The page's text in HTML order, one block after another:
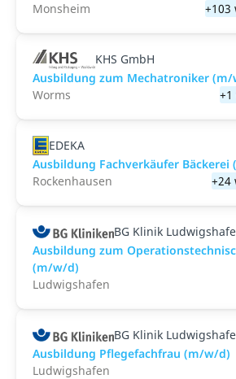
Monsheim
+103
KHS GmbH
Ausbildung zum Mechatroniker (m/
Worms
EDEKA
Ausbildung Fachverkäufer Bäckerei
Rockenhausen
+24
BG Klinik
Ausbildung zum
(m/w/d)
Ludwigshafen
BG Klinik
Ausbildung Pflegefachfrau (m/w/d)
Ludwigshafen